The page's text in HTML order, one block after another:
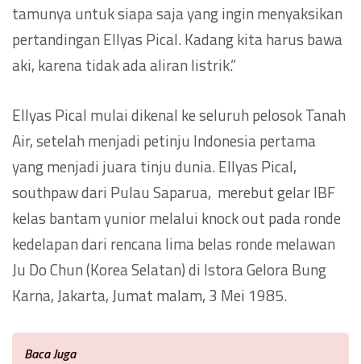
tamunya untuk siapa saja yang ingin menyaksikan
pertandingan Ellyas Pical. Kadang kita harus bawa
aki, karena tidak ada aliran listrik.”
Ellyas Pical mulai dikenal ke seluruh pelosok Tanah
Air, setelah menjadi petinju Indonesia pertama
yang menjadi juara tinju dunia. Ellyas Pical,
southpaw dari Pulau Saparua, merebut gelar IBF
kelas bantam yunior melalui knock out pada ronde
kedelapan dari rencana lima belas ronde melawan
Ju Do Chun (Korea Selatan) di Istora Gelora Bung
Karna, Jakarta, Jumat malam, 3 Mei 1985.
Baca Juga